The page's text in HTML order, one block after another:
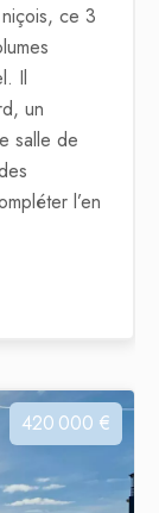
ce 3
Il
un
salle de
l’en
420 000 €